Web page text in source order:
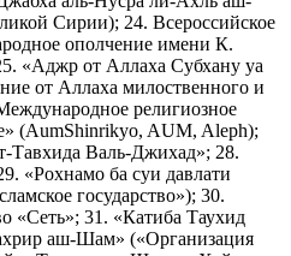
Сирии); 24. Всероссийское
ополчение имени К.
«Аджр от Аллаха Субхану уа
от Аллаха милоственного и
религиозное
(AumShinrikyo, AUM, Aleph);
Тавхида Валь-Джихад»; 28.
«Рохнамо ба суи давлати
государство»); 30.
«Сеть»; 31. «Катиба Таухид
аш-Шам» («Организация